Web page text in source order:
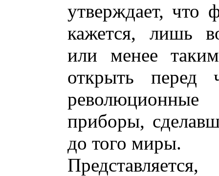
утверждает, что
кажется, лишь
или менее
открыть перед
приборы,
до того миры.